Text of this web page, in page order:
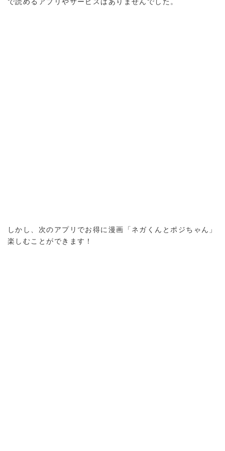
しかし、次のアプリでお得に漫画「ネガくんとポジちゃん」
楽しむことができます！